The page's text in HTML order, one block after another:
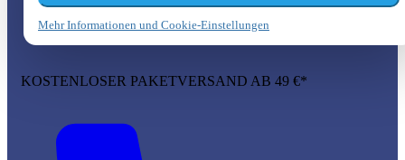
Mehr Informationen und Cookie-Einstellungen
KOSTENLOSER PAKETVERSAND AB 49 €*